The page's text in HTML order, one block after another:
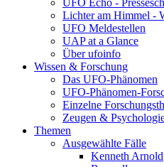
UFO Echo -
Lichter am Himmel -
UFO Meldestellen
UAP at a Glance
Über ufoinfo
Wissen & Forschung
Das UFO-Phänomen
UFO-Phänomen-
Einzelne
Zeugen &
Themen
Ausgewählte Fälle
Kenneth Arnold